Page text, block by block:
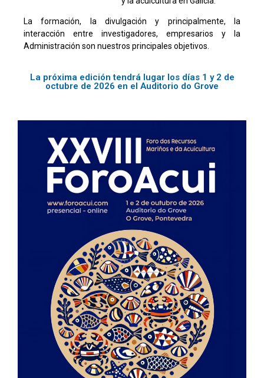
La formación, la divulgación y principalmente, la
interacción entre investigadores, empresarios y la
Administración son nuestros principales objetivos.
La próxima edición tendrá lugar los días 1 y 2 de
octubre de 2026 en el Auditorio do Grove